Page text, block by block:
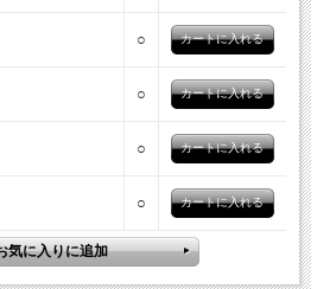
○
○
○
○